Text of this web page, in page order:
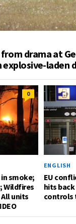
drama at
explosive-laden
0
smoke;
Wildfires
units
ENGLISH
EU
hits
controls